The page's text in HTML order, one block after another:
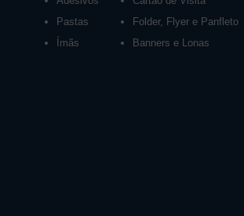
Pastas
Ímãs
Folder, Flyer e Panfleto
Banners e Lonas